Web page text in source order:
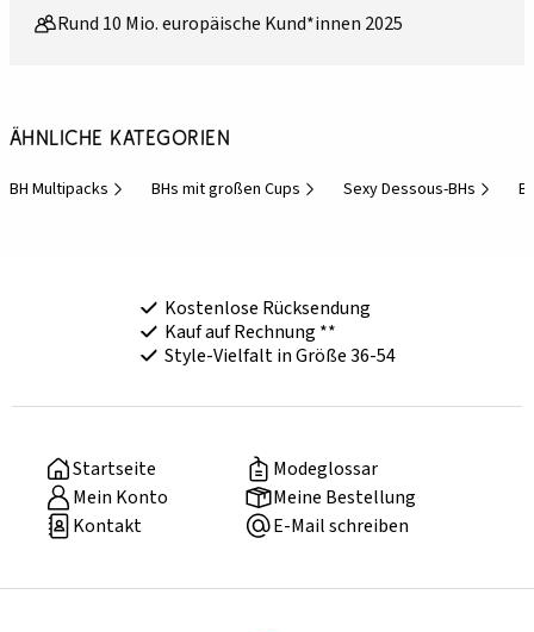
Rund 10 Mio. europäische Kund*innen 2025
Ähnliche Kategorien
BH Multipacks BHs mit großen Cups Sexy Dessous-BHs
Kostenlose Rücksendung
Kauf auf Rechnung **
Style-Vielfalt in Größe 36-54
Startseite
Modeglossar
Mein Konto
Meine Bestellung
Kontakt
E-Mail schreiben